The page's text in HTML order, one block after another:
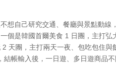
想自己研究交通、餐廳與景點動
個是韓國首爾美食 1 日團，主打
天團，主打兩天一夜、包吃包住
帳輸入後，一日遊、多日遊商品不